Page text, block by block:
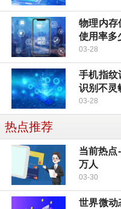
物理内存
使用率多
03-28
手机指纹
识别不灵
03-28
热点推荐
当前热点
万人
03-30
世界微动